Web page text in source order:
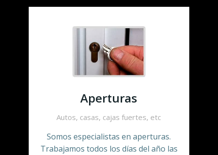
Aperturas
Autos, casas, cajas fuertes, etc
Somos especialistas en aperturas.
Trabajamos todos los días del año las